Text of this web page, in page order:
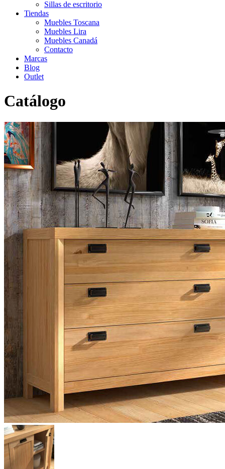
Sillas de escritorio
Tiendas
Muebles Toscana
Muebles Lira
Muebles Canadá
Contacto
Marcas
Blog
Outlet
Catálogo
Inicio > Catálogo Aparador Lyon